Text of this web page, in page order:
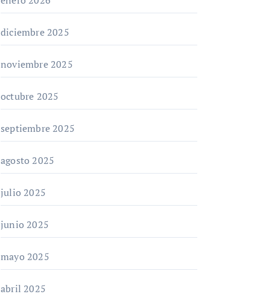
diciembre 2025
noviembre 2025
octubre 2025
septiembre 2025
agosto 2025
julio 2025
junio 2025
mayo 2025
abril 2025